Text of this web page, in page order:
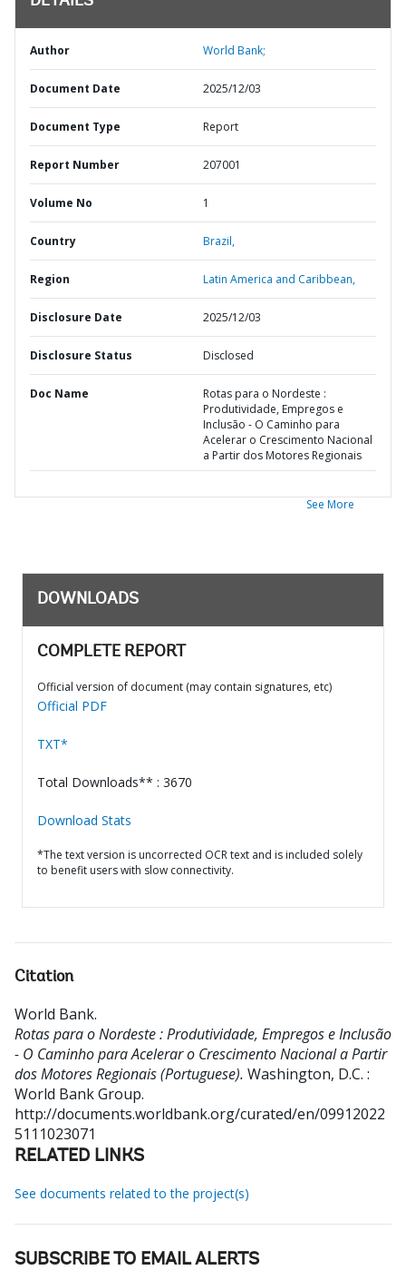
Author World Bank;
Document Date 2025/12/03
Document Type Report
Report Number 207001
Volume No 1
Country Brazil,
Region Latin America and Caribbean,
Disclosure Date 2025/12/03
Disclosure Status Disclosed
Doc Name
Rotas para o Nordeste :
Produtividade, Empregos e
Inclusão - O Caminho para
Acelerar o Crescimento Nacional
a Partir dos Motores Regionais
See More
DOWNLOADS
COMPLETE REPORT
Official version of document (may contain signatures, etc)
Official PDF
TXT*
Total Downloads** : 3670
Download Stats
*The text version is uncorrected OCR text and is included solely
to benefit users with slow connectivity.
Citation
World Bank.
Rotas para o Nordeste : Produtividade, Empregos e Inclusão
- O Caminho para Acelerar o Crescimento Nacional a Partir
dos Motores Regionais (Portuguese). Washington, D.C. :
World Bank Group.
http://documents.worldbank.org/curated/en/09912022
5111023071
RELATED LINKS
See documents related to the project(s)
SUBSCRIBE TO EMAIL ALERTS